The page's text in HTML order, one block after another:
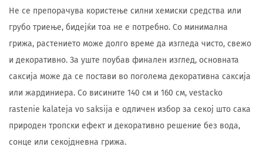
Не се препорачува користење силни хемиски средства или
грубо триење, бидејќи тоа не е потребно. Со минимална
грижа, растението може долго време да изгледа чисто, свежо
и декоративно. За уште поубав финален изглед, основната
саксија може да се постави во поголема декоративна саксија
или жардиниера. Со висините 140 см и 160 см, vestacko
rastenie kalateja vo saksija е одличен избор за секој што сака
природен тропски ефект и декоративно решение без вода,
сонце или секојдневна грижа.